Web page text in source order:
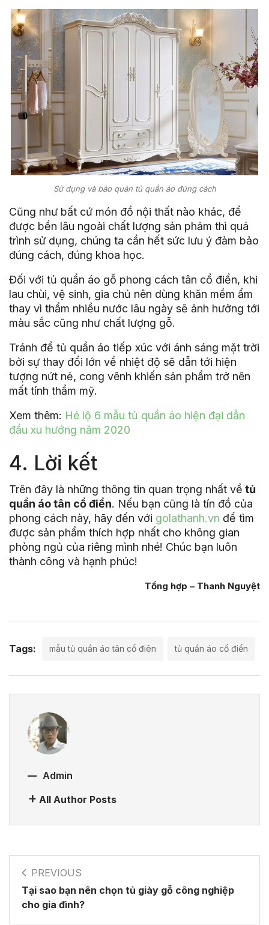
Sử dụng và bảo quản tủ quần áo đúng cách
Cũng như bất cứ món đồ nội thất nào khác, để
được bền lâu ngoài chất lượng sản phảm thì quá
trình sử dụng, chúng ta cần hết sức lưu ý đảm bảo
đúng cách, đúng khoa học.
Đối với tủ quần áo gỗ phong cách tân cổ điển, khi
lau chùi, vệ sinh, gia chủ nên dùng khăn mềm ẩm
thay vì thẩm nhiều nước lâu ngày sẽ ảnh hưởng tới
màu sắc cũng như chất lượng gỗ.
Tránh để tủ quần áo tiếp xúc với ánh sáng mặt trời
bởi sự thay đổi lớn về nhiệt độ sẽ dẫn tới hiện
tượng nứt nẻ, cong vênh khiến sản phẩm trở nên
mất tính thẩm mỹ.
Xem thêm: Hé lộ 6 mẫu tủ quần áo hiện đại dẫn
đầu xu hướng năm 2020
4. Lời kết
Trên đây là những thông tin quan trọng nhất về tủ
quần áo tân cổ điển. Nếu bạn cũng là tín đồ của
phong cách này, hãy đến với golathanh.vn để tìm
được sản phẩm thích hợp nhất cho không gian
phòng ngủ của riêng mình nhé! Chúc bạn luôn
thành công và hạnh phúc!
Tổng hợp – Thanh Nguyệt
Tags: mẫu tủ quần áo tân cổ điên tủ quần áo cổ điển
Admin
All Author Posts
PREVIOUS
Tại sao bạn nên chọn tủ giày gỗ công nghiệp
cho gia đình?